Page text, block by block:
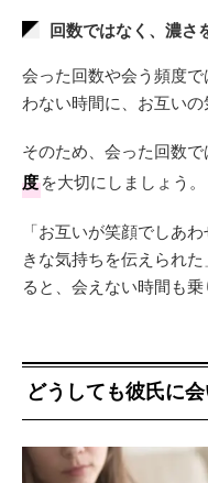
回数ではなく、濃さ
会った回数や会う頻度
わない時間に、お互いの
そのため、会った回数で
度を大切にしましょう。
「お互いが笑顔でしあ
きな気持ちを伝えられ
ると、会えない時間も乗
どうしても彼氏に